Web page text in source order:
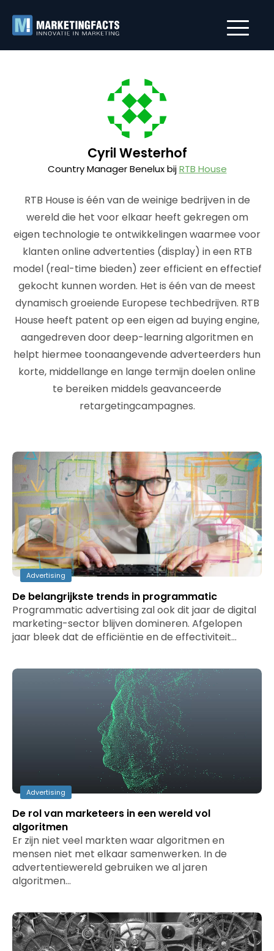
Cyril Westerhof
Country Manager Benelux bijRTB House
RTB House is één van de weinige bedrijven in de
wereld die het voor elkaar heeft gekregen om
eigen technologie te ontwikkelingen waarmee voor
klanten online advertenties (display) in een RTB
model (real-time bieden) zeer efficient en effectief
gekocht kunnen worden. Het is één van de meest
dynamisch groeiende Europese techbedrijven. RTB
House heeft patent op een eigen ad buying engine,
aangedreven door deep-learning algoritmen en
helpt hiermee toonaangevende adverteerders hun
korte, middellange en lange termijn doelen online
te bereiken middels geavanceerde
retargetingcampagnes.
Advertising
De belangrijkste trends in programmatic
Programmatic advertising zal ook dit jaar de digital
marketing-sector blijven domineren. Afgelopen
jaar bleek dat de efficiëntie en de effectiviteit…
Advertising
De rol van marketeers in een wereld vol
algoritmen
Er zijn niet veel markten waar algoritmen en
mensen niet met elkaar samenwerken. In de
advertentiewereld gebruiken we al jaren
algoritmen…